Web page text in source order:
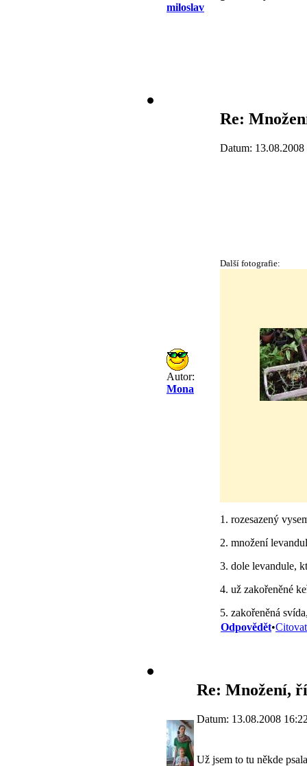
miloslav
Autor:
Mona
Re:
Datum: 13.08.2008
Další fotografie:
1. rozesazený
2. množení
3. dole levandule,
4. už zakořeněné
5. zakořeněná
Odpovědět•Citovat
Re: Množení,
Datum: 13.08.2008
Už jsem to tu někde